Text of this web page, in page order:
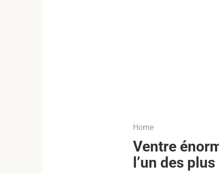
Home
Ventre
l’un des